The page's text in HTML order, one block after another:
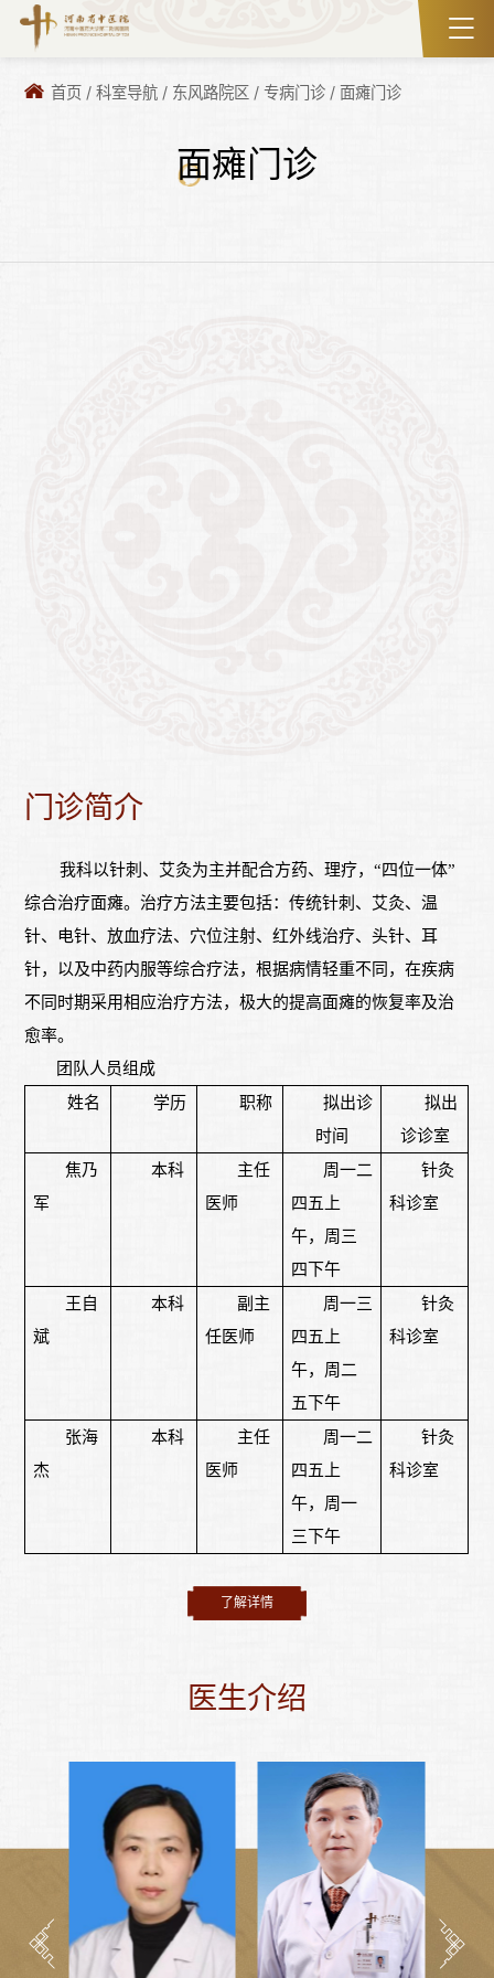
首页 /科室导航 / 东风路院区 /专病门诊 /面瘫门诊
面瘫门诊
门诊简介
我科以针刺、艾灸为主并配合方药、理疗，“四位一体”
综合治疗面瘫。治疗方法主要包括：传统针刺、艾灸、温
针、电针、放血疗法、穴位注射、红外线治疗、头针、耳
针，以及中药内服等综合疗法，根据病情轻重不同，在疾病
不同时期采用相应治疗方法，极大的提高面瘫的恢复率及治
愈率。
团队人员组成
姓名
学历 职称
拟出诊
时间
拟出
诊诊室
焦乃
军
本科
主任
医师
周一二
四五上
午，周三
四下午
针灸
科诊室
王自
斌
本科
副主
任医师
周一三
四五上
午，周二
五下午
针灸
科诊室
张海
杰
本科
主任
医师
周一二
四五上
午，周一
三下午
针灸
科诊室
了解详情
医生介绍